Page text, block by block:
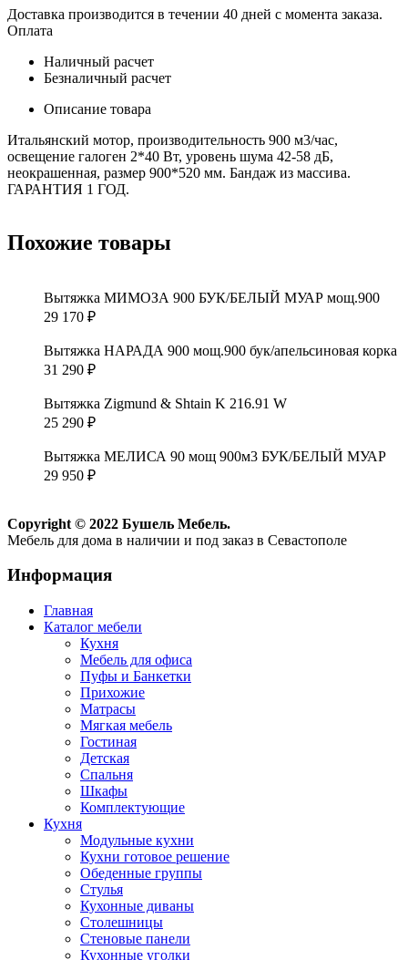
Доставка производится в течении 40 дней с момента заказа.
Оплата
Наличный расчет
Безналичный расчет
Описание товара
Итальянский мотор, производительность 900 м3/час,
освещение галоген 2*40 Вт, уровень шума 42-58 дБ,
неокрашенная, размер 900*520 мм. Бандаж из массива.
ГАРАНТИЯ 1 ГОД.
Похожие товары
Вытяжка МИМОЗА 900 БУК/БЕЛЫЙ МУАР мощ.900
29 170 ₽
Вытяжка НАРАДА 900 мощ.900 бук/апельсиновая корка
31 290 ₽
Вытяжка Zigmund & Shtain K 216.91 W
25 290 ₽
Вытяжка МЕЛИСА 90 мощ 900м3 БУК/БЕЛЫЙ МУАР
29 950 ₽
Copyright © 2022 Бушель Мебель.
Мебель для дома в наличии и под заказ в Севастополе
Информация
Главная
Каталог мебели
Кухня
Мебель для офиса
Пуфы и Банкетки
Прихожие
Матрасы
Мягкая мебель
Гостиная
Детская
Спальня
Шкафы
Комплектующие
Кухня
Модульные кухни
Кухни готовое решение
Обеденные группы
Стулья
Кухонные диваны
Столешницы
Стеновые панели
Кухонные уголки